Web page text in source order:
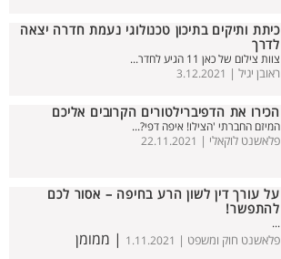
כיתת ותיקים בתיכון טכנולוגי נעמת חדרה יצאה
לדרך
צוות צילום של כאן 11 הגיע לחדר...
ראובן יגיל | 3.12.2021
הכירו את הדפיברילטורים הקרובים אליכם
המיזם החברתי 'הצילו! איפה דפי?...
פלאשנט לוקאלי | 22.11.2021
על עורך דין לשון הרע בחיפה – אסור לכם
להתפשר!
...
פלאשנט חוק ומשפט | 1.11.2021 | ממומן